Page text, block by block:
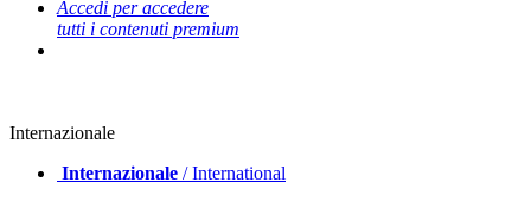
Accedi per accedere
tutti i contenuti premium
Internazionale
Internazionale / International